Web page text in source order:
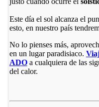
Este día el sol alcanza el
esto, en nuestro país
No lo pienses más,
en un lugar paradisiaco.
ADOa cualquiera de las
del calor.